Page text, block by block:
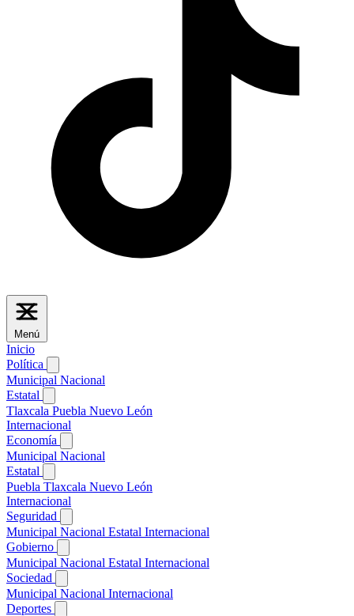
Menú
Inicio
Política
Municipal Nacional
Estatal
Tlaxcala Puebla Nuevo León
Internacional
Economía
Municipal Nacional
Estatal
Puebla Tlaxcala Nuevo León
Internacional
Seguridad
Municipal Nacional Estatal Internacional
Gobierno
Municipal Nacional Estatal Internacional
Sociedad
Municipal Nacional Internacional
Deportes